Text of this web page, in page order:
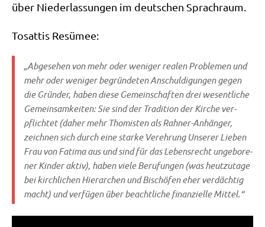
über Nie­der­las­sun­gen im deut­schen Sprachraum.
Tosat­tis Resümee:
„Abge­se­hen von mehr oder weni­ger rea­len Pro­ble­men und
mehr oder weni­ger begrün­de­ten Anschul­di­gun­gen gegen
die Grün­der, haben die­se Gemein­schaf­ten drei wesent­li­che
Gemein­sam­kei­ten: Sie sind der Tra­di­ti­on der Kir­che ver­
pflich­tet (daher mehr Tho­mi­sten als Rah­ner-Anhän­ger,
zeich­nen sich durch eine star­ke Ver­eh­rung Unse­rer Lie­ben
Frau von Fati­ma aus und sind für das Lebens­recht unge­bo­re­
ner Kin­der aktiv), haben vie­le Beru­fun­gen (was heut­zu­ta­ge
bei kirch­li­chen Hier­ar­chen und Bischö­fen eher ver­däch­tig
macht) und ver­fü­gen über beacht­li­che finan­zi­el­le Mittel.“